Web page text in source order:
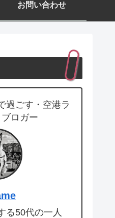
お問い合わせ
過ごす・空港ラ
ロガー
る50代の一人